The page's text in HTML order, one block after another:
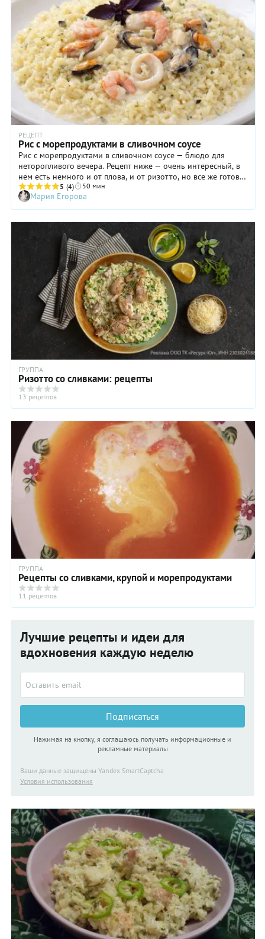
РЕЦЕПТ
Рис с морепродуктами в сливочном соусе
Рис с морепродуктами в сливочном соусе — блюдо для
неторопливого вечера. Рецепт ниже — очень интересный, в
нем есть немного и от плова, и от ризотто, но все же готовка
идет по своим правилам. Фишка — в двух параллельных
процессах: вы варите рис почти до состояния al dente, то
есть «на зубок», и готовите роскошный сливочный соус на
масле от морепродуктов с добавлением чеснока, базилика и
куркумы. Когда вы соединяете рис с соусом, крупа не
разваривается, а доходит до кондиции, вбирая в себя все
ароматы. Ну а вмешивание тертого сыра в конце
приготовления дает рису с морепродуктами особенно
приятную шелковистую текстуру. В общем, с таким блюдом
не ужин у вас получится, а небольшой праздник.
5 (4) 50 мин
Мария Егорова
ГРУППА
Ризотто со сливками: рецепты
13 рецептов
ГРУППА
Рецепты со сливками, крупой и морепродуктами
11 рецептов
Лучшие рецепты и идеи для
вдохновения каждую неделю
Подписаться
Нажимая на кнопку, я соглашаюсь получать информационные и
рекламные материалы
Ваши данные защищены Yandex SmartCaptcha
Условия использования